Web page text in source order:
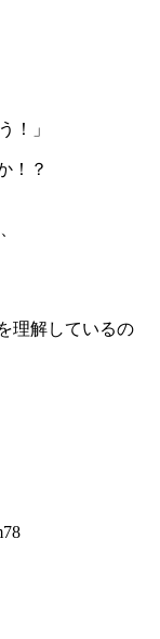
！」
！？
理解しているの